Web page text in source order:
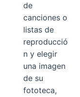
de
canciones o
listas de
reproducció
n y elegir
una imagen
de su
fototeca,